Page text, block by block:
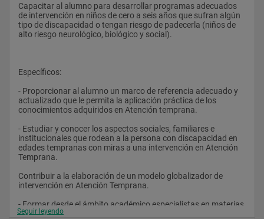
Capacitar al alumno para desarrollar programas adecuados
de intervención en niños de cero a seis años que sufran algún
tipo de discapacidad o tengan riesgo de padecerla (niños de
alto riesgo neurológico, biológico y social).
Específicos:
- Proporcionar al alumno un marco de referencia adecuado y
actualizado que le permita la aplicación práctica de los
conocimientos adquiridos en Atención temprana.
- Estudiar y conocer los aspectos sociales, familiares e
institucionales que rodean a la persona con discapacidad en
edades tempranas con miras a una intervención en Atención
Temprana.
Contribuir a la elaboración de un modelo globalizador de
intervención en Atención Temprana.
- Formar desde el ámbito académico especialistas en materias
relacionadas con la Atención Temprana.
Seguir leyendo